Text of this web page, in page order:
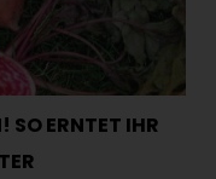
SO ERNTET IHR